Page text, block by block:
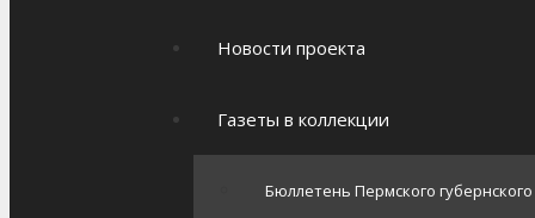
Новости проекта
Газеты в коллекции
Бюллетень Пермского